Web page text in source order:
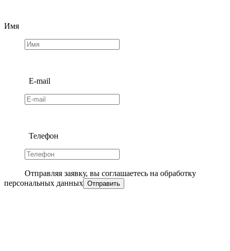
Имя
E-mail
Телефон
Отправляя заявку, вы соглашаетесь на обработку
персональных данных Отправить